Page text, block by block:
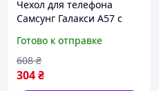
Чехол для телефона
Самсунг Галакси А57 с
красный Ударопрочный
Чехол для телефона
samsung galaxy a57
Готово к отправке
304₴
608 ₴